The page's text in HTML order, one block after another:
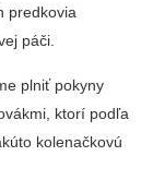
predkovia
páči.
plniť pokyny
ktorí podľa
kolenačkovú